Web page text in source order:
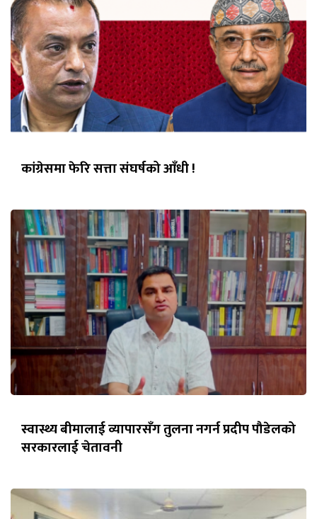
कांग्रेसमा फेरि सत्ता संघर्षको आँधी !
स्वास्थ्य बीमालाई व्यापारसँग तुलना नगर्न प्रदीप पौडेलको
सरकारलाई चेतावनी